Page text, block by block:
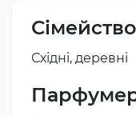
Східні, деревні